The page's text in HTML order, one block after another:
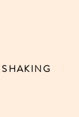
SHAKING